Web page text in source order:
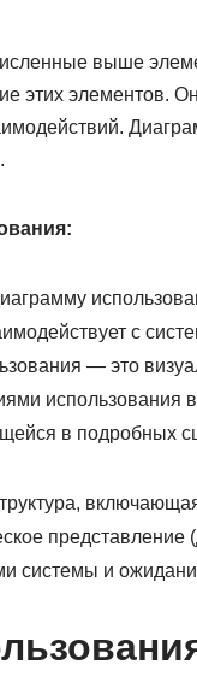
выше
этих элементов.
с
— это
использования
в подробных
представление
системы и